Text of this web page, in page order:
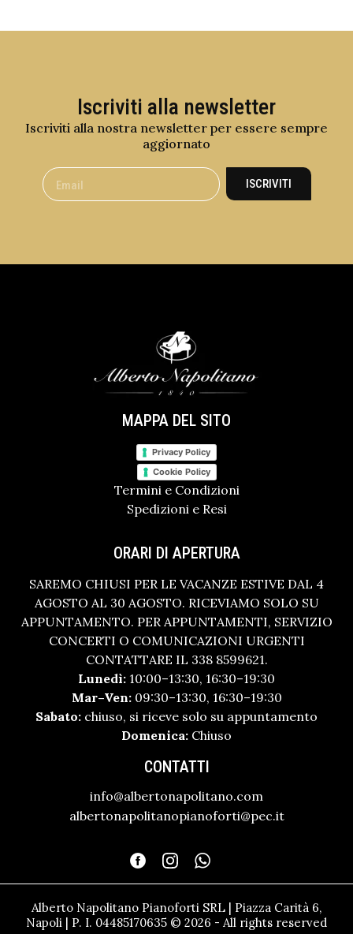
Iscriviti alla newsletter
Iscriviti alla nostra newsletter per essere sempre
aggiornato
ISCRIVITI
MAPPA DEL SITO
Privacy Policy
Cookie Policy
Termini e Condizioni
Spedizioni e Resi
ORARI DI APERTURA
SAREMO CHIUSI PER LE VACANZE ESTIVE DAL 4
AGOSTO AL 30 AGOSTO. RICEVIAMO SOLO SU
APPUNTAMENTO. PER APPUNTAMENTI, SERVIZIO
CONCERTI O COMUNICAZIONI URGENTI
CONTATTARE IL 338 8599621.
Lunedì: 10:00–13:30, 16:30–19:30
Mar–Ven:09:30–13:30, 16:30–19:30
Sabato: chiuso, si riceve solo su appuntamento
Domenica: Chiuso
CONTATTI
info@albertonapolitano.com
albertonapolitanopianoforti@pec.it
Alberto Napolitano Pianoforti SRL | Piazza Carità 6,
Napoli | P. I. 04485170635 © 2026 - All rights reserved